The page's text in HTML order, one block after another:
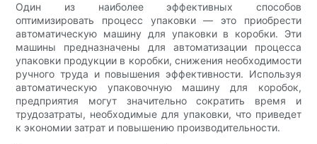
Один из наиболее эффективных способов
оптимизировать процесс упаковки — это приобрести
автоматическую машину для упаковки в коробки. Эти
машины предназначены для автоматизации процесса
упаковки продукции в коробки, снижения необходимости
ручного труда и повышения эффективности. Используя
автоматическую упаковочную машину для коробок,
предприятия могут значительно сократить время и
трудозатраты, необходимые для упаковки, что приведет
к экономии затрат и повышению производительности.